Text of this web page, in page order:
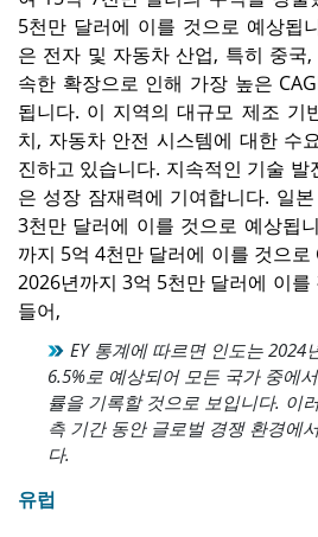
5천만 달러에 이를 것으로 예상됩
은 전자 및 자동차 산업, 특히 중국
속한 확장으로 인해 가장 높은
됩니다. 이 지역의 대규모 제조 기
치, 자동차 안전 시스템에 대한 수
진하고 있습니다. 지속적인 기술
은 성장 잠재력에 기여합니다. 일
3천만 달러에 이를 것으로 예상됩
까지 5억 4천만 달러에 이를 것으
2026년까지 3억 5천만 달러에 이
들어,
EY 통계에 따르면 인도는 2024
6.5%로 예상되어 모든 국가 중에
률을 기록할 것으로 보입니다. 이
측 기간 동안 글로벌 경쟁 환경에
다.
유럽